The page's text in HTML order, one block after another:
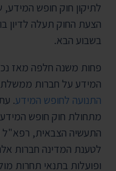
לתיקון חוק חופש
הצעת החוק תעלה לדיון
בשבוע הבא.
פחות משנה חלפה מאז
המידע על חברות
התנועה לחופש המידע.
מתחולת חוק חופש המידע
התעשיה הצבאית, רפא"ל
לטענת המדינה חברות אלה
ופועלות בתנאי תחרות